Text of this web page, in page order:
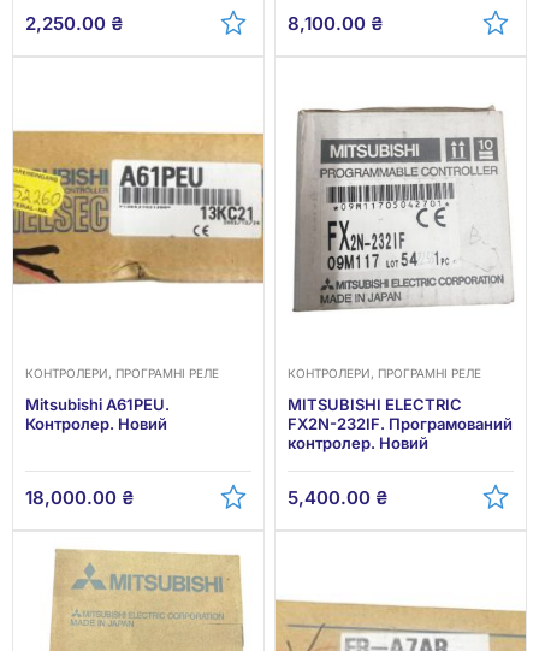
2,250.00 ₴ 8,100.00 ₴
КОНТРОЛЕРИ, ПРОГРАМНІ РЕЛЕ
Mitsubishi A61PEU.
Контролер. Новий
18,000.00 ₴
КОНТРОЛЕРИ, ПРОГРАМНІ РЕЛЕ
MITSUBISHI ELECTRIC
FX2N-232IF. Програмований
контролер. Новий
5,400.00 ₴